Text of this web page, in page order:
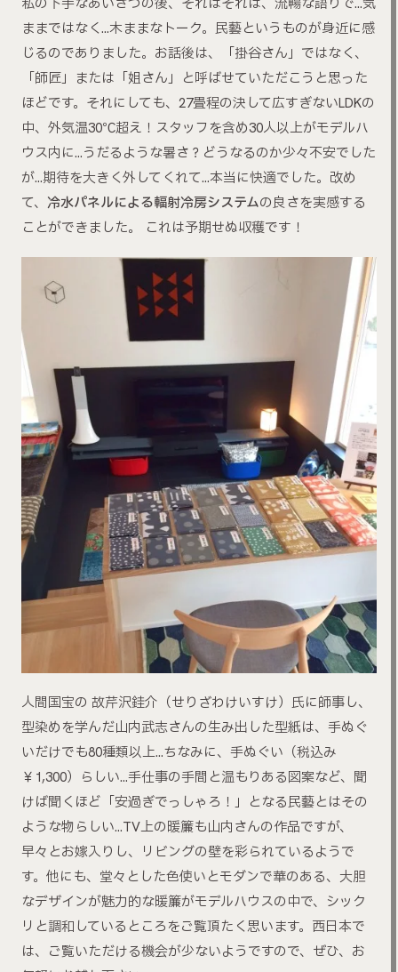
ままではなく…木ままなトーク。民藝というものが身近に感
じるのでありました。お話後は、「掛谷さん」ではなく、
「師匠」または「姐さん」と呼ばせていただこうと思った
ほどです。それにしても、27畳程の決して広すぎないLDKの
中、外気温30℃超え！スタッフを含め30人以上がモデルハ
ウス内に…うだるような暑さ？どうなるのか少々不安でした
が…期待を大きく外してくれて…本当に快適でした。改め
て、 冷水パネルによる輻射冷房システムの良さを実感する
ことができました。 これは予期せぬ収穫です！
人間国宝の 故芹沢銈介（せりざわけいすけ）氏に師事し、
型染めを学んだ山内武志さんの生み出した型紙は、手ぬぐ
いだけでも80種類以上…ちなみに、手ぬぐい（税込み
￥1,300）らしい…手仕事の手間と温もりある図案など、聞
けば聞くほど「安過ぎでっしゃろ！」となる民藝とはその
ような物らしい…TV上の暖簾も山内さんの作品ですが、
早々とお嫁入りし、リビングの壁を彩られているようで
す。他にも、堂々とした色使いとモダンで華のある、大胆
なデザインが魅力的な暖簾がモデルハウスの中で、シック
リと調和しているところをご覧頂たく思います。西日本で
は、ご覧いただける機会が少ないようですので、ぜひ、お